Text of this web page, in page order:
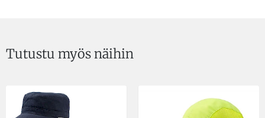
Tutustu myös näihin